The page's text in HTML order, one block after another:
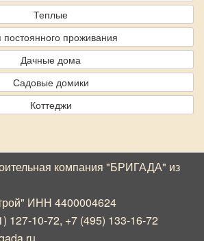
Теплые
постоянного проживания
Дачные дома
Садовые домики
Коттеджи
компания "БРИГАДА" из
ИНН 4400004624
127-10-72, +7 (495) 133-16-72